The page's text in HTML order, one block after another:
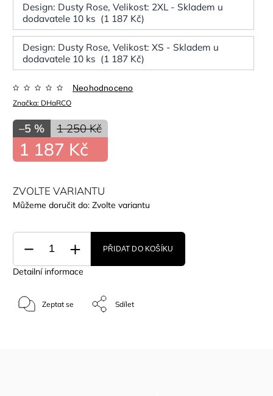
Design: Dusty Rose, Velikost: 2XL - Skladem u
dodavatele 10 ks (1 187 Kč)
Design: Dusty Rose, Velikost: XS - Skladem u
dodavatele 10 ks (1 187 Kč)
Značka: DHaRCO
Neohodnoceno
1 250 Kč
–5 %
1 187 Kč
ZVOLTE VARIANTU
Můžeme doručit do: Zvolte variantu
PŘIDAT DO KOŠÍKU
Detailní informace
Zeptat se Sdílet